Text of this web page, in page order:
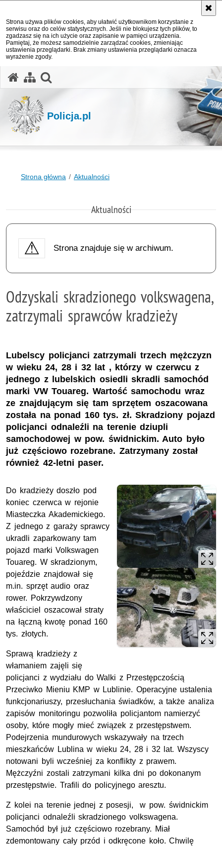
Strona używa plików cookies, aby ułatwić użytkownikom korzystanie z
serwisu oraz do celów statystycznych. Jeśli nie blokujesz tych plików, to
zgadzasz się na ich użycie oraz zapisanie w pamięci urządzenia.
Pamiętaj, że możesz samodzielnie zarządzać cookies, zmieniając
ustawienia przeglądarki. Brak zmiany ustawienia przeglądarki oznacza
wyrażenie zgody.
Policja.pl
Strona główna Aktualności
Aktualności
Strona znajduje się w archiwum.
Odzyskali skradzionego volkswagena,
zatrzymali sprawców kradzieży
Lubelscy policjanci zatrzymali trzech mężczyzn
w wieku 24, 28 i 32 lat , którzy w czerwcu z
jednego z lubelskich osiedli skradli samochód
marki VW Touareg. Wartość samochodu wraz
ze znajdującym się tam sprzętem oszacowana
została na ponad 160 tys. zł. Skradziony pojazd
policjanci odnaleźli na terenie dziupli
samochodowej w pow. świdnickim. Auto było
już częściowo rozebrane. Zatrzymany został
również 42-letni paser.
Do kradzieży doszło pod
koniec czerwca w rejonie
Miasteczka Akademickiego.
Z jednego z garaży sprawcy
ukradli zaparkowany tam
pojazd marki Volkswagen
Touareg. W skradzionym,
pojeździe znajdował się
m.in. sprzęt audio oraz
rower. Pokrzywdzony
właściciel oszacował straty
na łączną kwotę ponad 160
tys. złotych.
Sprawą kradzieży z
włamaniem zajęli się
policjanci z wydziału do Walki z Przestępczością
Przeciwko Mieniu KMP w Lublinie. Operacyjne ustalenia
funkcjonariuszy, przesłuchania świadków, a także analiza
zapisów monitoringu pozwoliła policjantom namierzyć
osoby, które mogły mieć związek z przestępstwem.
Podejrzenia mundurowych wskazywały na trzech
mieszkańców Lublina w wieku 24, 28 i 32 lat. Wszyscy
notowani byli wcześniej za konflikty z prawem.
Mężczyźni zostali zatrzymani kilka dni po dokonanym
przestępstwie. Trafili do policyjnego aresztu.
Z kolei na terenie jednej z posesji, w pow. świdnickim
policjanci odnaleźli skradzionego volkswagena.
Samochód był już częściowo rozebrany. Miał
zdemontowany cały przód i odkręcone koło. Chwilę